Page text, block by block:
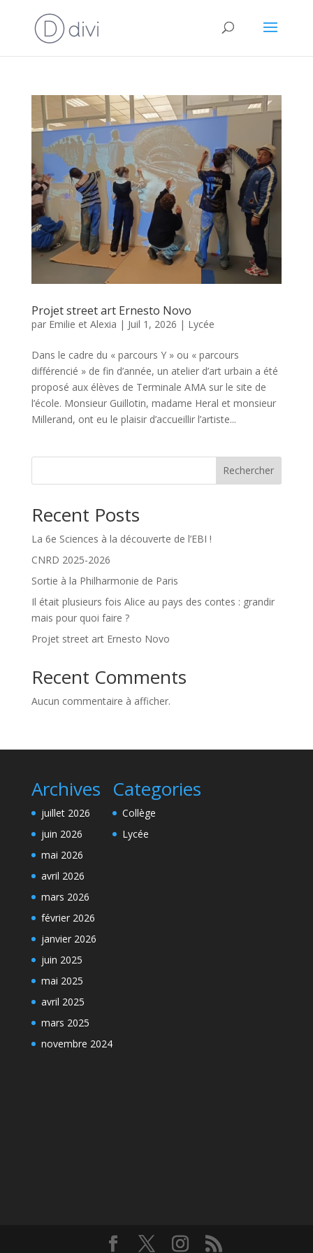
Projet street art Ernesto Novo
par Emilie et Alexia | Juil 1, 2026 | Lycée
Dans le cadre du « parcours Y » ou « parcours
différencié » de fin d’année, un atelier d’art urbain a été
proposé aux élèves de Terminale AMA sur le site de
l’école. Monsieur Guillotin, madame Heral et monsieur
Millerand, ont eu le plaisir d’accueillir l’artiste...
Rechercher
Recent Posts
La 6e Sciences à la découverte de l’EBI !
CNRD 2025-2026
Sortie à la Philharmonie de Paris
Il était plusieurs fois Alice au pays des contes : grandir
mais pour quoi faire ?
Projet street art Ernesto Novo
Recent Comments
Aucun commentaire à afficher.
Archives
juillet 2026
juin 2026
mai 2026
avril 2026
mars 2026
février 2026
janvier 2026
juin 2025
mai 2025
avril 2025
mars 2025
novembre 2024
Categories
Collège
Lycée